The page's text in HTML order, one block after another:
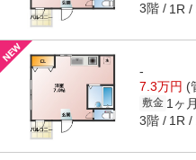
3階 1R
-
7.3万円 (
敷金 1ヶ月
3階 1R